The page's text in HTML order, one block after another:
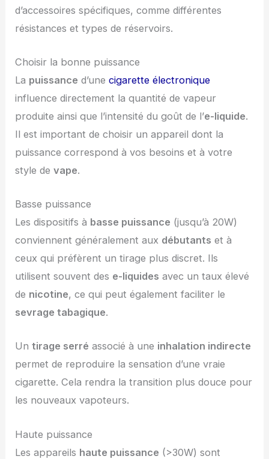
d’accessoires spécifiques, comme différentes
résistances et types de réservoirs.
Choisir la bonne puissance
La puissance d’unecigarette électronique
influence directement la quantité de vapeur
produite ainsi que l’intensité du goût de l’e-liquide.
Il est important de choisir un appareil dont la
puissance correspond à vos besoins et à votre
style devape.
Basse puissance
Les dispositifs à basse puissance (jusqu’à 20W)
conviennent généralement aux débutants et à
ceux qui préfèrent un tirage plus discret. Ils
utilisent souvent des e-liquides avec un taux élevé
de nicotine, ce qui peut également faciliter le
sevrage tabagique.
Untirage serré associé à une inhalation indirecte
permet de reproduire la sensation d’une vraie
cigarette. Cela rendra la transition plus douce pour
les nouveaux vapoteurs.
Haute puissance
Les appareils haute puissance (>30W) sont